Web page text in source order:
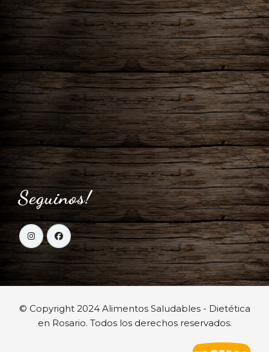
Seguinos!
© Copyright 2024 Alimentos Saludables - Dietética
en Rosario. Todos los derechos reservados.